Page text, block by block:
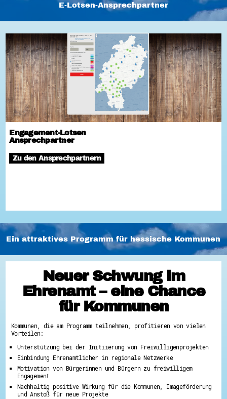
E-Lotsen-Ansprechpartner
Engagement-Lotsen
Ansprechpartner
Zu den Ansprechpartnern
Ein attraktives Programm für hessische Kommunen
Neuer Schwung im
Ehrenamt – eine Chance
für Kommunen
Kommunen, die am Programm teilnehmen, profitieren von vielen
Vorteilen:
Unterstützung bei der Initiierung von Freiwilligenprojekten
Einbindung Ehrenamtlicher in regionale Netzwerke
Motivation von Bürgerinnen und Bürgern zu freiwilligem
Engagement
Nachhaltig positive Wirkung für die Kommunen, Imageförderung
und Anstoß für neue Projekte